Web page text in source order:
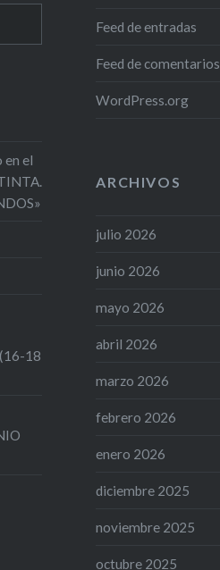
Feed de entradas
Feed de comentarios
WordPress.org
en el
18
ARCHIVOS
julio 2026
junio 2026
mayo 2026
abril 2026
marzo 2026
febrero 2026
enero 2026
diciembre 2025
noviembre 2025
octubre 2025